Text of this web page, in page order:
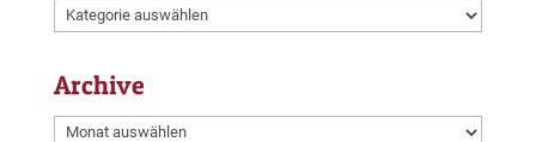
Kategorien
Archive
Archive